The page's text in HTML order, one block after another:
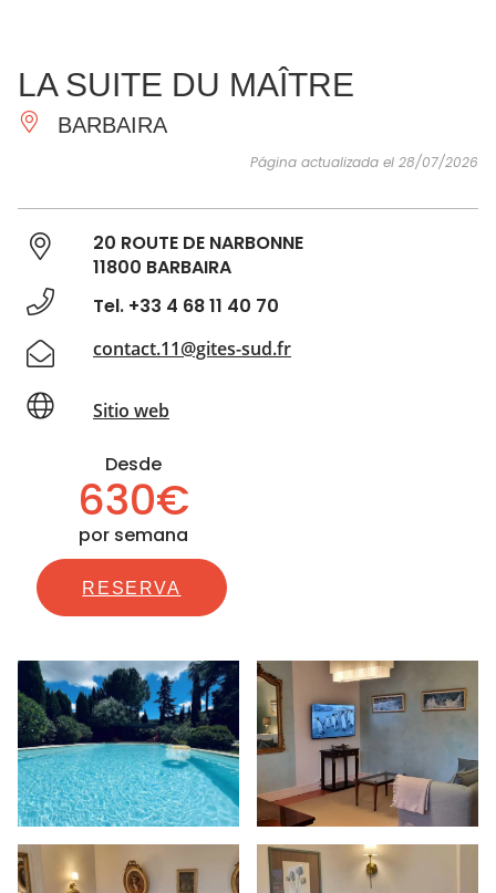
IMPRESCINDIBLES
HACER
INSPIRACIONES
LA SUITE DU MAÎTRE
BARBAIRA
Página actualizada el 28/07/2026
20 ROUTE DE NARBONNE
11800 BARBAIRA
Tel. +33 4 68 11 40 70
contact.11@gites-sud.fr
Sitio web
Desde
630€
por semana
RESERVA